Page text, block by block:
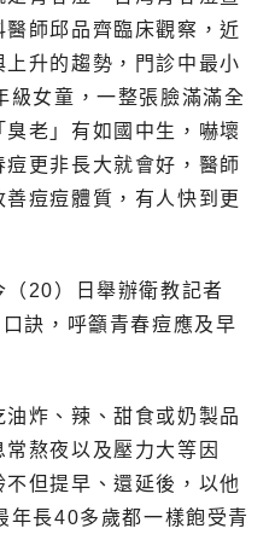
師邱品齊臨床觀察，近
升的趨勢，門診中最小
級女童，一整張臉滿滿全
老」有如國中生，嚇壞
更非長大就會好，醫師
痘痘體質，有人快到更
20）日舉辦衛教記者
訣，呼籲青春痘應及早
炸、辣、甜食或奶製品
熬夜以及壓力大等因
但提早、還延後，以他
年長40多歲都一樣飽受青